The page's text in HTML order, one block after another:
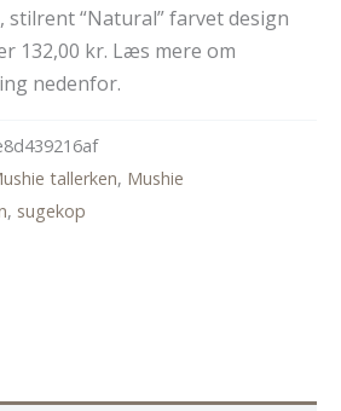
stilrent “Natural” farvet design
132,00 kr. Læs mere om
nedenfor.
tallerken, Mushie
, sugekop